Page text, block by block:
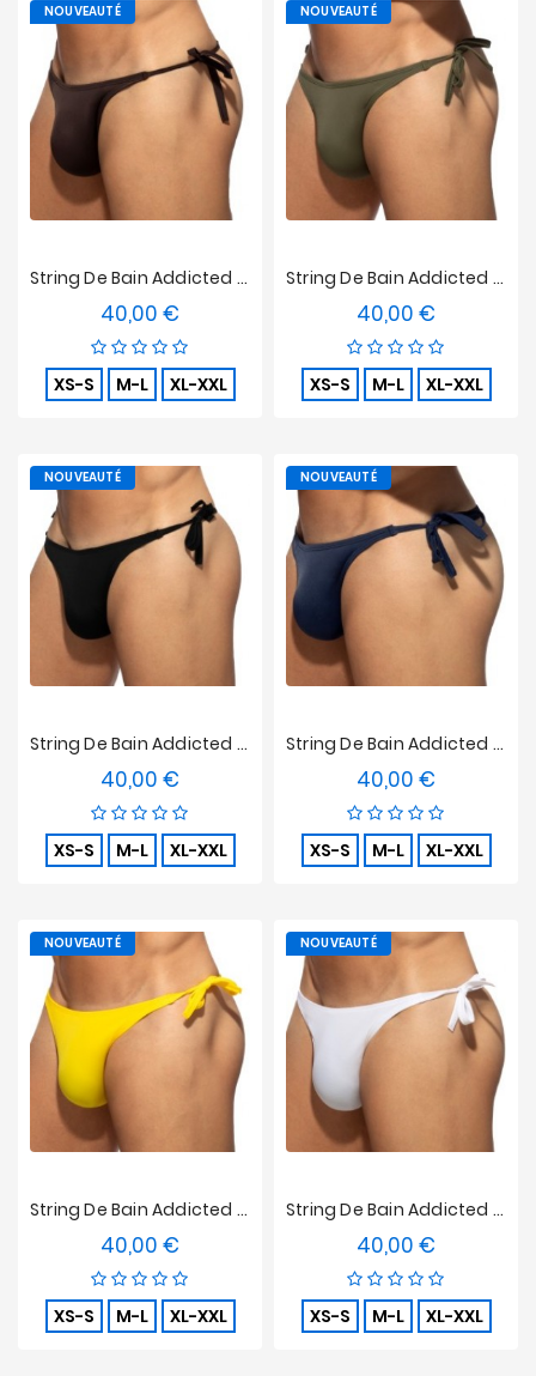
String De Bain Addicted Multi Cord - Marron
40,00 €
XS-S M-L XL-XXL
NOUVEAUTÉ
String De Bain Addicted Multi Cord - Kaki
40,00 €
XS-S M-L XL-XXL
NOUVEAUTÉ
String De Bain Addicted Multi Cord - Noir
40,00 €
XS-S M-L XL-XXL
NOUVEAUTÉ
String De Bain Addicted Multi Cord - Marine
40,00 €
XS-S M-L XL-XXL
NOUVEAUTÉ
String De Bain Addicted Multi Cord - Jaune
40,00 €
XS-S M-L XL-XXL
NOUVEAUTÉ
String De Bain Addicted Multi Cord - Blanc
40,00 €
XS-S M-L XL-XXL
NOUVEAUTÉ